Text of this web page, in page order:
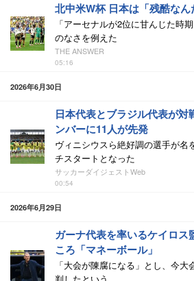
北中米W杯 日本は「残酷なん
「アーセナルが2位に甘んじた時
のなさを例えた
THE ANSWER
05:16
2026年6月30日
日本代表とブラジル代表が対
ンバーに11人が先発
ヴィニシウスら絶好調の選手が名
チスタートとなった
サッカーダイジェストWeb
00:54
2026年6月29日
ガーナ代表を率いるケイロス
ころ「マネーボール」
「大会が陳腐になる」とし、今